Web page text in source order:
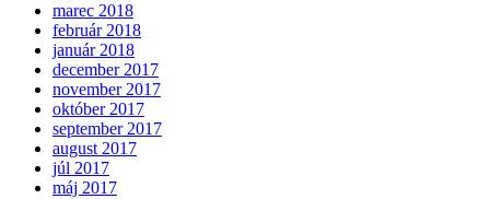
marec 2018
február 2018
január 2018
december 2017
november 2017
október 2017
september 2017
august 2017
júl 2017
máj 2017